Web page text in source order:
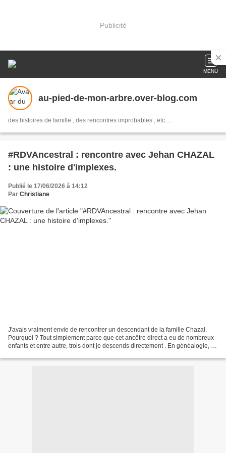
Publicité
MENU
au-pied-de-mon-arbre.over-blog.com
des histoires de famille , des rencontres improbables , etc.....
#RDVAncestral : rencontre avec Jehan CHAZAL
: une histoire d'implexes.
Publié le 17/06/2026 à 14:12
Par Christiane
J'avais vraiment envie de rencontrer un descendant de la famille Chazal.
Pourquoi ? Tout simplement parce que cet ancêtre direct a eu de nombreux
enfants et entre autre, trois dont je descends directement . En généalogie, on